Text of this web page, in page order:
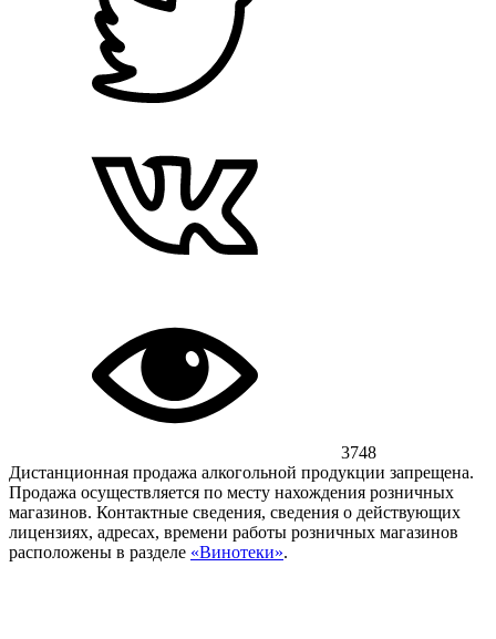
3748
Дистанционная продажа алкогольной продукции запрещена.
Продажа осуществляется по месту нахождения розничных
магазинов. Контактные сведения, сведения о действующих
лицензиях, адресах, времени работы розничных магазинов
расположены в разделе «Винотеки».